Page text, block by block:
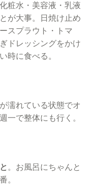
粧水・美容液・乳液
が大事。日焼け止め
スプラウト・トマ
ドレッシングをかけ
時に食べる。
濡れている状態でオ
一で整体にも行く。
。お風呂にちゃんと
。